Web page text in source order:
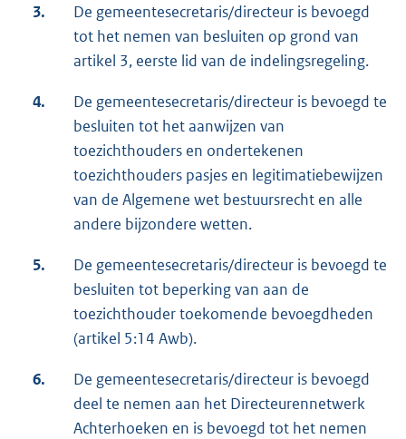
3.
De gemeentesecretaris/directeur is bevoegd
tot het nemen van besluiten op grond van
artikel 3, eerste lid van de indelingsregeling.
4.
De gemeentesecretaris/directeur is bevoegd te
besluiten tot het aanwijzen van
toezichthouders en ondertekenen
toezichthouders pasjes en legitimatiebewijzen
van de Algemene wet bestuursrecht en alle
andere bijzondere wetten.
5.
De gemeentesecretaris/directeur is bevoegd te
besluiten tot beperking van aan de
toezichthouder toekomende bevoegdheden
(artikel 5:14 Awb).
6.
De gemeentesecretaris/directeur is bevoegd
deel te nemen aan het Directeurennetwerk
Achterhoeken en is bevoegd tot het nemen